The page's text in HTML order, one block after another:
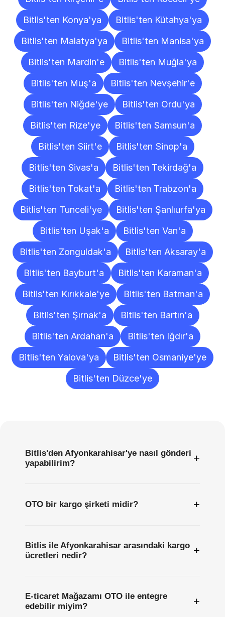
Bitlis'ten Konya'ya
Bitlis'ten Kütahya'ya
Bitlis'ten Malatya'ya
Bitlis'ten Manisa'ya
Bitlis'ten Mardin'e
Bitlis'ten Muğla'ya
Bitlis'ten Muş'a
Bitlis'ten Nevşehir'e
Bitlis'ten Niğde'ye
Bitlis'ten Ordu'ya
Bitlis'ten Rize'ye
Bitlis'ten Samsun'a
Bitlis'ten Siirt'e
Bitlis'ten Sinop'a
Bitlis'ten Sivas'a
Bitlis'ten Tekirdağ'a
Bitlis'ten Tokat'a
Bitlis'ten Trabzon'a
Bitlis'ten Tunceli'ye
Bitlis'ten Şanlıurfa'ya
Bitlis'ten Uşak'a
Bitlis'ten Van'a
Bitlis'ten Zonguldak'a
Bitlis'ten Aksaray'a
Bitlis'ten Bayburt'a
Bitlis'ten Karaman'a
Bitlis'ten Kırıkkale'ye
Bitlis'ten Batman'a
Bitlis'ten Şırnak'a
Bitlis'ten Bartın'a
Bitlis'ten Ardahan'a
Bitlis'ten Iğdır'a
Bitlis'ten Yalova'ya
Bitlis'ten Osmaniye'ye
Bitlis'ten Düzce'ye
Bitlis'den Afyonkarahisar'ye nasıl gönderi
yapabilirim?
+
OTO bir kargo şirketi midir? +
Bitlis ile Afyonkarahisar arasındaki kargo
ücretleri nedir?
+
E-ticaret Mağazamı OTO ile entegre
edebilir miyim?
+